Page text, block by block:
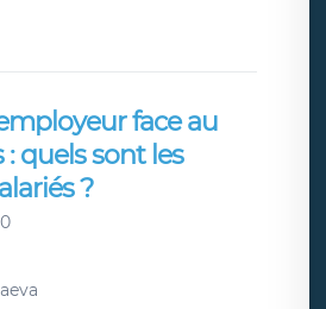
face au
quels sont les
?